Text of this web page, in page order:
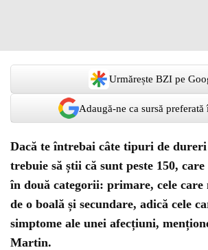
Urmărește BZI pe
Adaugă-ne ca sursă
Dacă te întrebai câte tipuri de dureri
trebuie să știi că sunt peste 150,
în două categorii: primare, cele care
de o boală și secundare, adică cele
simptome ale unei afecțiuni,
Martin.